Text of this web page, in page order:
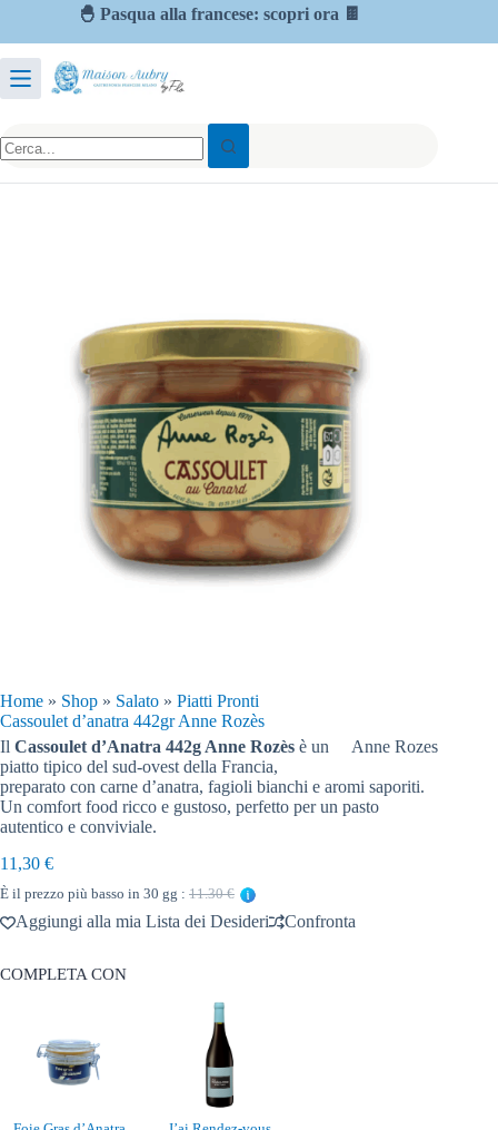
🐣 Pasqua alla francese: scopri ora 🍫
Home » Shop » Salato » Piatti Pronti
Cassoulet d’anatra 442gr Anne Rozès
Anne Rozes
Il Cassoulet d’Anatra 442g Anne Rozès è un
piatto tipico del sud-ovest della Francia,
preparato con carne d’anatra, fagioli bianchi e aromi saporiti.
Un comfort food ricco e gustoso, perfetto per un pasto
autentico e conviviale.
11,30 €
È il prezzo più basso in 30 gg : 11.30 €
Aggiungi alla mia Lista dei Desideri Confronta
COMPLETA CON